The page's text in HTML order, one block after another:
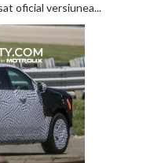
senzor
LiDAR
de
la
aproximativ
17.000
oficial versiunea...